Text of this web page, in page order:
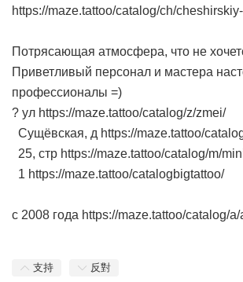
https://maze.tattoo/catalog/ch/
Потрясающая атмосфера, что не
Приветливый персонал и мастера
профессионалы =)
? ул https://maze.tattoo/catalog/z/zmei/
Сущёвская, д https://maze.tattoo/
25, стр https://maze.tattoo/catalog/m/
1 https://maze.tattoo/catalogbigtattoo/
с 2008 года https://maze.tattoo/catalog/
支持 反對